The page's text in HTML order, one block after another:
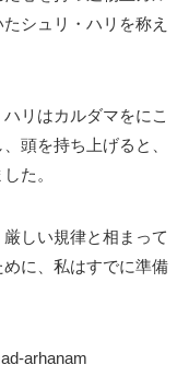
シュリ・ハリを称え
リはカルダマをにこ
頭を持ち上げると、
た。
しい規律と相まって
に、私はすでに準備
arhaṇam